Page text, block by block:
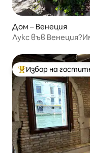
Дом – Венеция
Лукс във
Най-популярен
Избор на